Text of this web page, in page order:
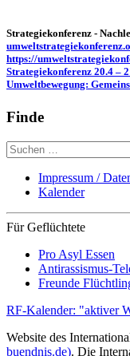
Strategiekonferenz -
https://
Strategiekonferenz 20.4 –
Umweltbewegung:
Finde
Suche
nach:
Impressum /
Kalender
Für Geflüchtete
Pro Asyl Essen
Antirassismus-
Freunde
RF-Kalender: "aktiver
Website des
buendnis.de). Die